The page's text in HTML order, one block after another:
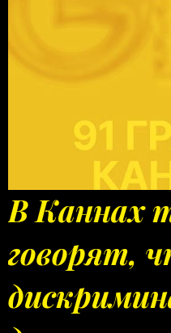
В Каннах
говорят,